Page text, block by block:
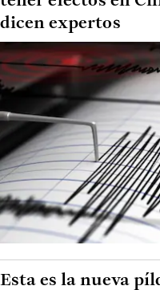
dicen expertos
Esta es la nueva